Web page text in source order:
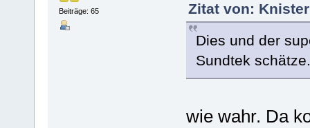
Beiträge: 65
Zitat von:
Dies und der
Sundtek schätze.
wie wahr. Da